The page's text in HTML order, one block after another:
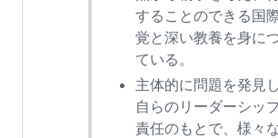
することのできる国
覚と深い教養を身に
ている。
主体的に問題を発見し
自らのリーダーシッ
責任のもとで、様々